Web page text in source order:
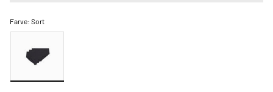
Farve:Sort